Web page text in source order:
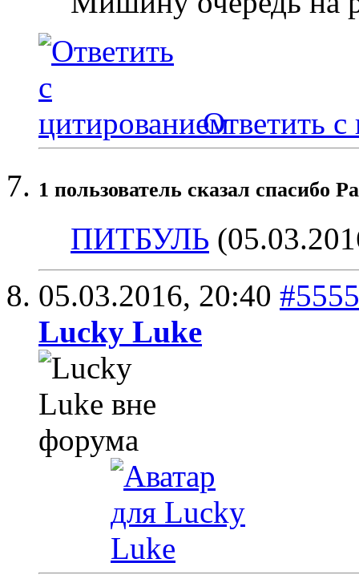
Ответить с
1 пользователь сказал cпасибо
ПИТБУЛЬ
05.03.2016, 20:40 #5555
Lucky Luke